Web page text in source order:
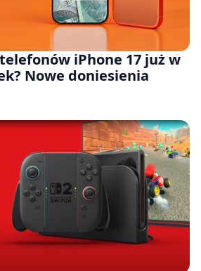
iPhone 17 już w
Nowe doniesienia